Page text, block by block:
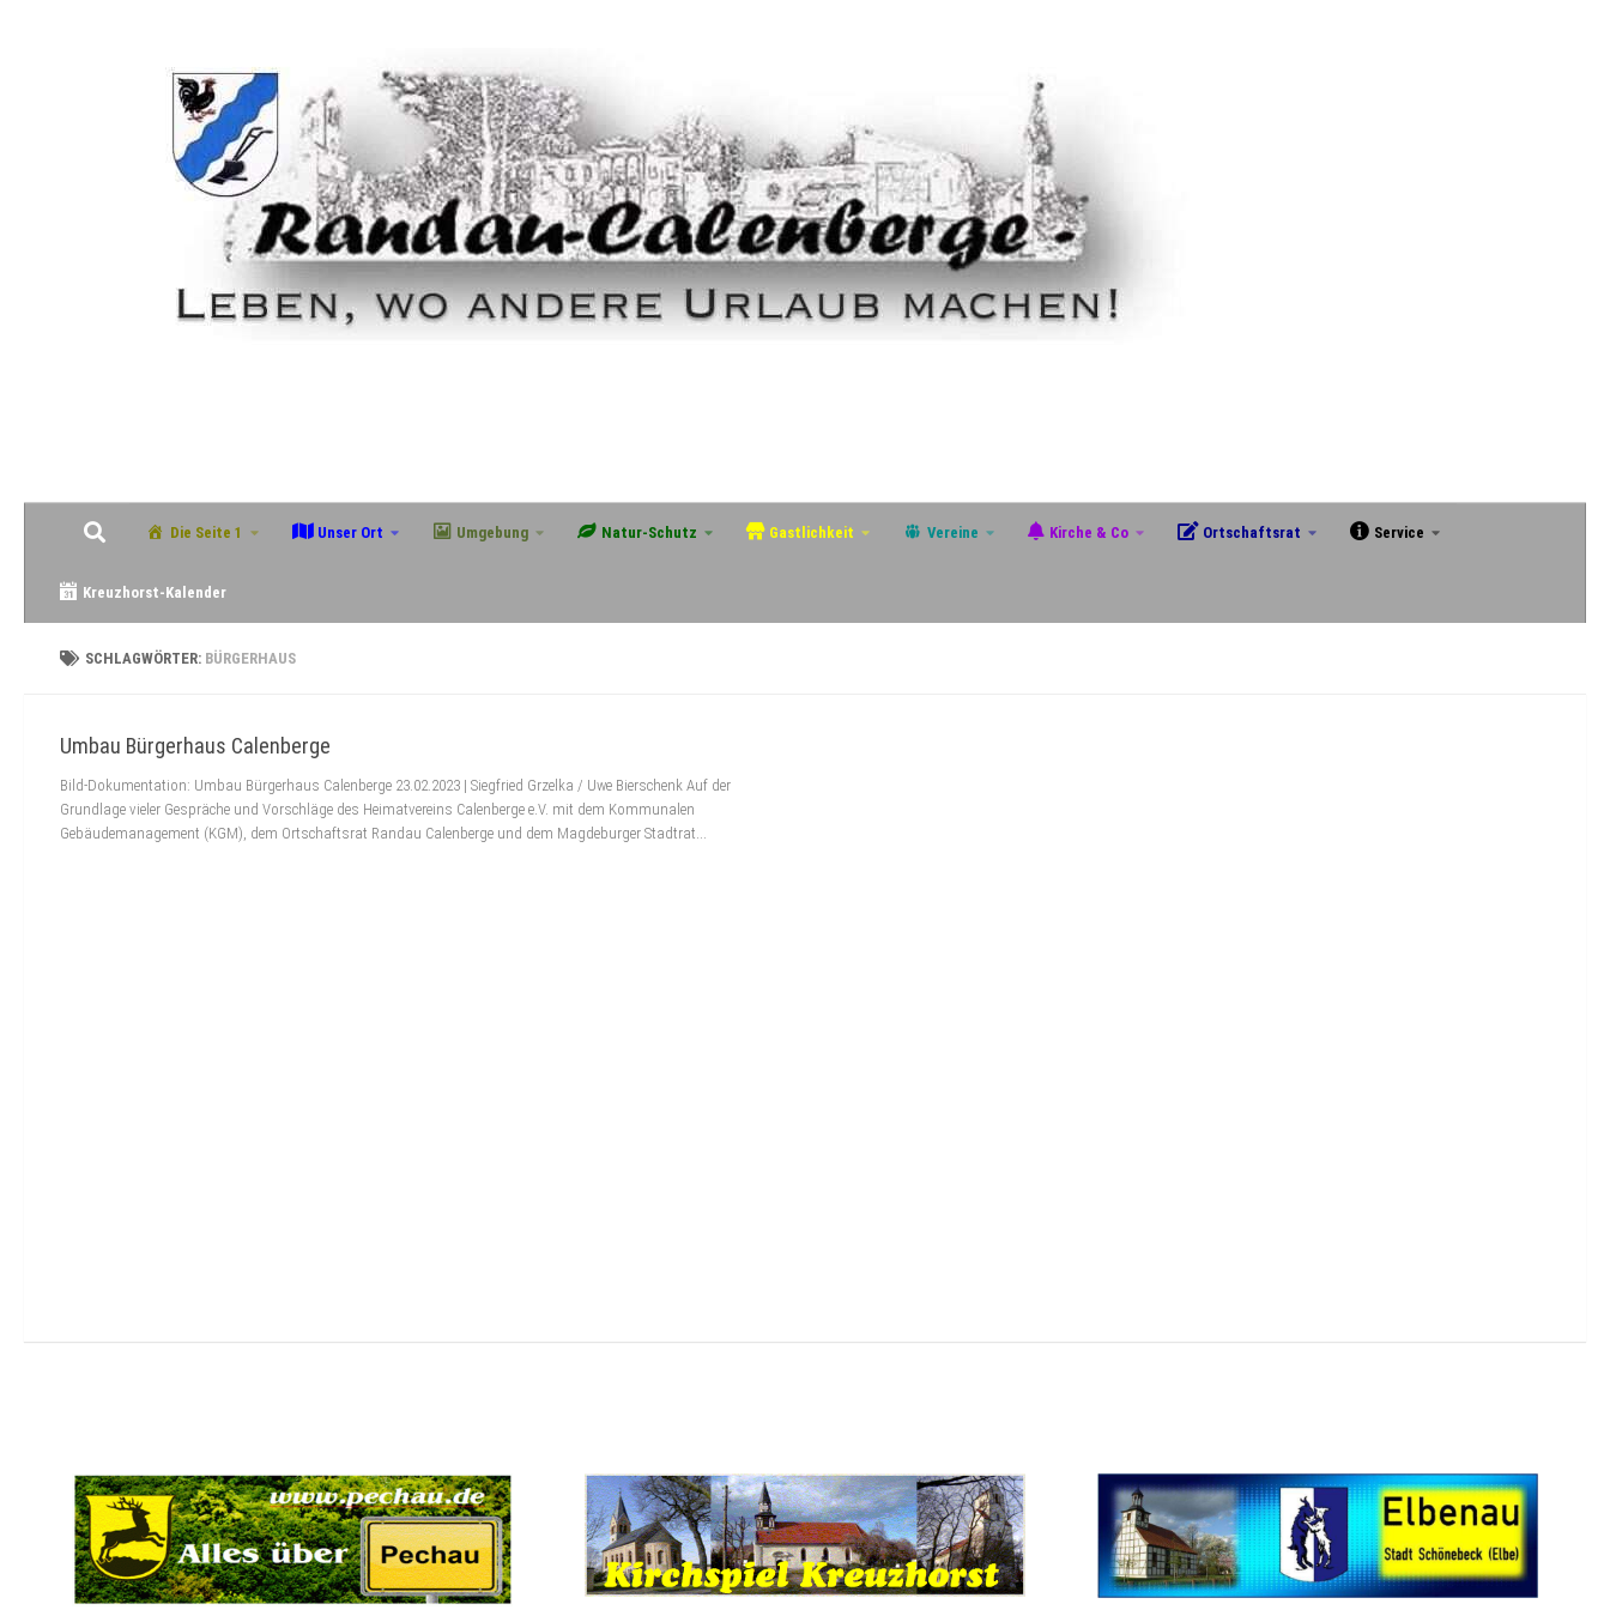
Die Seite 1 Unser Ort Umgebung Natur-Schutz Gastlichkeit Vereine Kirche & Co Ortschaftsrat Service
Kreuzhorst-Kalender
SCHLAGWÖRTER: BÜRGERHAUS
Umbau Bürgerhaus Calenberge
Bild-Dokumentation: Umbau Bürgerhaus Calenberge 23.02.2023 | Siegfried Grzelka / Uwe Bierschenk Auf der
Grundlage vieler Gespräche und Vorschläge des Heimatvereins Calenberge e.V. mit dem Kommunalen
Gebäudemanagement (KGM), dem Ortschaftsrat Randau Calenberge und dem Magdeburger Stadtrat...